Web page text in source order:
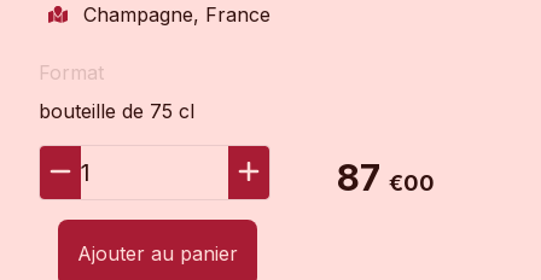
Champagne, France
Format
bouteille de 75 cl
1 87€00
Ajouter au panier